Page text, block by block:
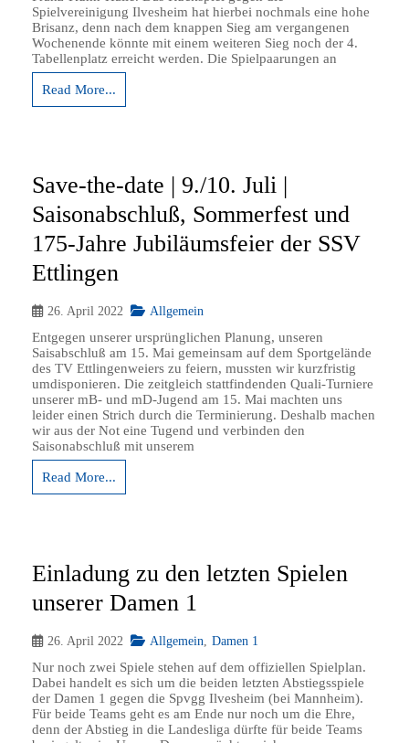
Spielvereinigung Ilvesheim hat hierbei nochmals eine hohe
Brisanz, denn nach dem knappen Sieg am vergangenen
Wochenende könnte mit einem weiteren Sieg noch der 4.
Tabellenplatz erreicht werden. Die Spielpaarungen an
Read More...
Save-the-date | 9./10. Juli |
Saisonabschluß, Sommerfest und
175-Jahre Jubiläumsfeier der SSV
Ettlingen
26. April 2022
Allgemein
Entgegen unserer ursprünglichen Planung, unseren
Saisabschluß am 15. Mai gemeinsam auf dem Sportgelände
des TV Ettlingenweiers zu feiern, mussten wir kurzfristig
umdisponieren. Die zeitgleich stattfindenden Quali-Turniere
unserer mB- und mD-Jugend am 15. Mai machten uns
leider einen Strich durch die Terminierung. Deshalb machen
wir aus der Not eine Tugend und verbinden den
Saisonabschluß mit unserem
Read More...
Einladung zu den letzten Spielen
unserer Damen 1
26. April 2022 Allgemein
Damen 1
Nur noch zwei Spiele stehen auf dem offiziellen Spielplan.
Dabei handelt es sich um die beiden letzten Abstiegsspiele
der Damen 1 gegen die Spvgg Ilvesheim (bei Mannheim).
Für beide Teams geht es am Ende nur noch um die Ehre,
denn der Abstieg in die Landesliga dürfte für beide Teams